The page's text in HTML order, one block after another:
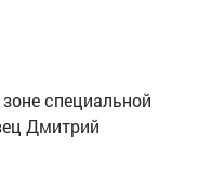
специальной
Дмитрий